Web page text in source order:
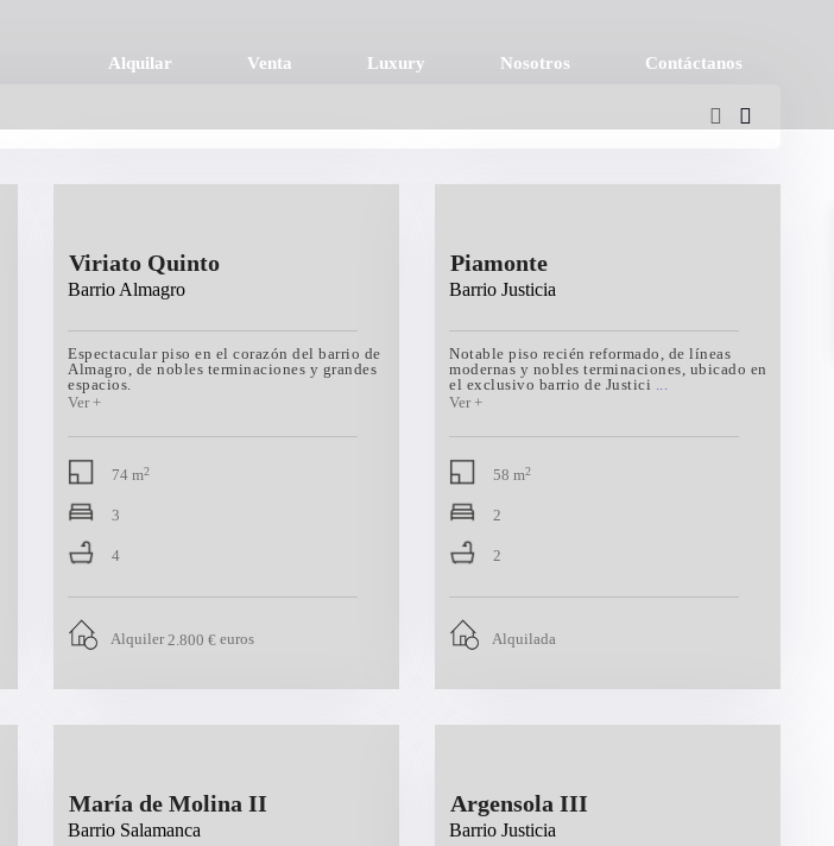
Alquilar Venta Luxury Nosotros Contáctanos
Viriato Quinto
Barrio Almagro
Espectacular piso en el corazón del barrio de
Almagro, de nobles terminaciones y grandes
espacios.
74 m2
3
4
Alquiler 2.800 € euros
Piamonte
Barrio Justicia
Notable piso recién reformado, de líneas
modernas y nobles terminaciones, ubicado en
el exclusivo barrio de Justici ...
58 m2
2
2
Alquilada
María de Molina II
Barrio Salamanca
Argensola III
Barrio Justicia